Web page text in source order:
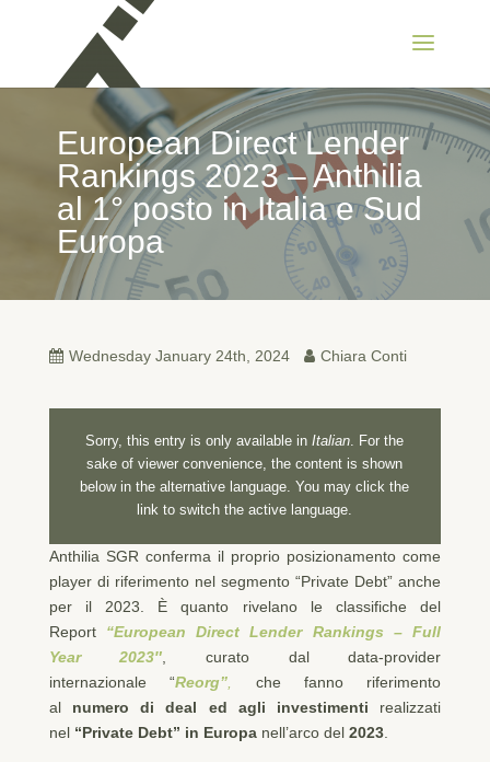
European Direct Lender
Rankings 2023 – Anthilia
al 1° posto in Italia e Sud
Europa
Wednesday January 24th, 2024 Chiara Conti
Sorry, this entry is only available inItalian. For the
sake of viewer convenience, the content is shown
below in the alternative language. You may click the
link to switch the active language.
Anthilia SGR conferma il proprio posizionamento come
player di riferimento nel segmento “Private Debt” anche
per il 2023. È quanto rivelano le classifiche del
Report “European Direct Lender Rankings – Full
Year 2023″ , curato dal data-provider
internazionale “Reorg” che
fanno riferimento
al numero di deal ed agli investimenti realizzati
nel“Private Debt” in Europa nell’arco del 2023.